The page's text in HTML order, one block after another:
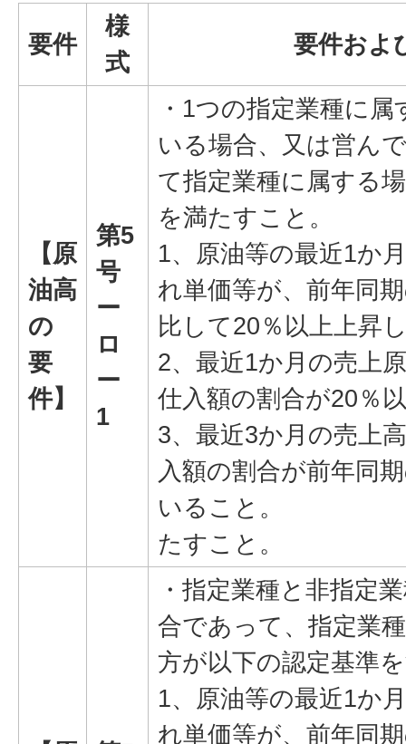
要件
様
式
要件およ
【原
油高
の
要
件】
第5
号
ー
ロ
ー
1
・1つの指定業種に
いる場合、又は営ん
て指定業種に属する
を満たすこと。
1、原油等の最近1か
れ単価等が、前年同
比して20％以上上昇
2、最近1か月の売上
仕入額の割合が20％
3、最近3か月の売上
入額の割合が前年同
いること。
たすこと。
・指定業種と非指定
合であって、指定業
方が以下の認定基準
1、原油等の最近1か
れ単価等が、前年同